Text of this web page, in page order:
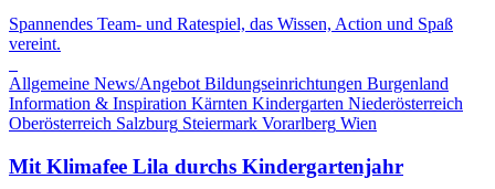
Spannendes Team- und Ratespiel, das Wissen, Action und Spaß
vereint.
Allgemeine News/Angebot Bildungseinrichtungen Burgenland
Information & Inspiration Kärnten Kindergarten Niederösterreich
Oberösterreich Salzburg Steiermark Vorarlberg Wien
Mit Klimafee Lila durchs Kindergartenjahr